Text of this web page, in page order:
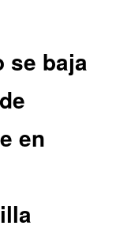
se baja
en